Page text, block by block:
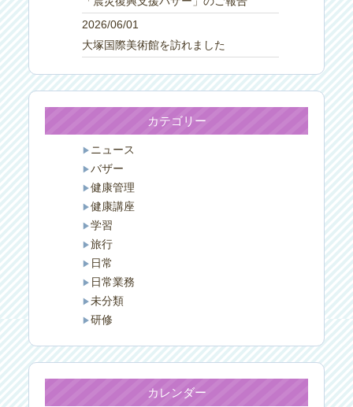
2026/06/01
大塚国際美術館を訪れました
カテゴリー
ニュース
バザー
健康管理
健康講座
学習
旅行
日常
日常業務
未分類
研修
カレンダー